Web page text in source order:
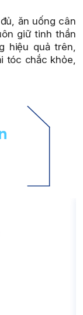
ăn uống cân
giữ tinh thần
hiệu quả trên,
tóc chắc khỏe,